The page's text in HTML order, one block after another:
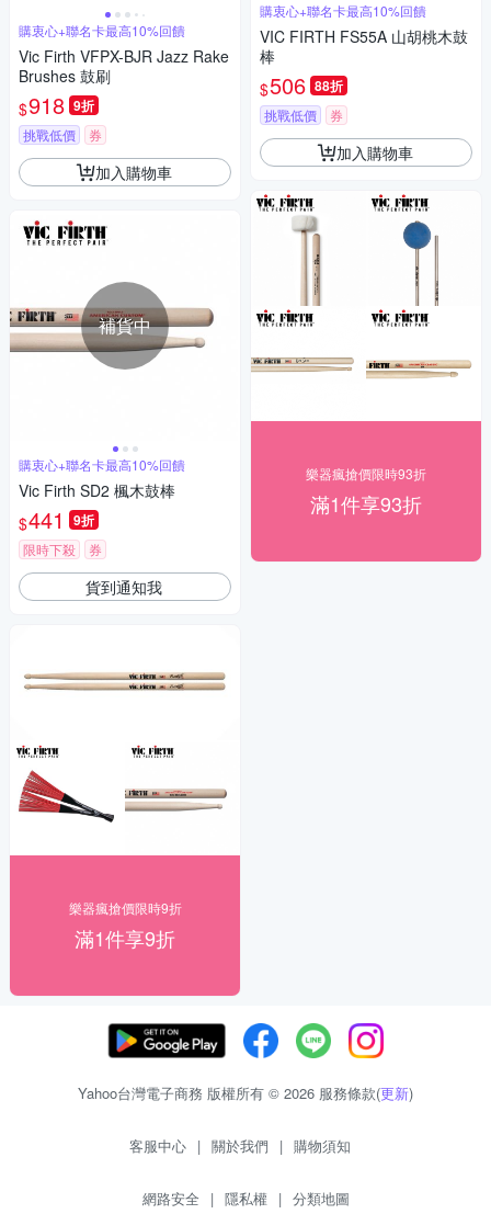
購衷心+聯名卡最高10%回饋
Vic Firth VFPX-BJR Jazz Rake
Brushes 鼓刷
$918 9折
挑戰低價 券
加入購物車
補貨中
購衷心+聯名卡最高10%回饋
Vic Firth SD2 楓木鼓棒
$441 9折
限時下殺 券
貨到通知我
樂器瘋搶價限時9折
滿1件享9折
購衷心+聯名卡最高10%回饋
VIC FIRTH FS55A 山胡桃木鼓
棒
$506 88折
挑戰低價 券
加入購物車
樂器瘋搶價限時93折
滿1件享93折
Yahoo台灣電子商務 版權所有 © 2026 服務條款(更新)
客服中心 | 關於我們 | 購物須知
網路安全 | 隱私權 | 分類地圖